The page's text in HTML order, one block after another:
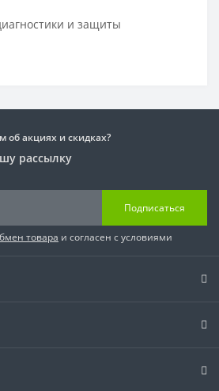
и защиты
об акциях и скидках?
рассылку
Подписаться
товара и согласен с условиями